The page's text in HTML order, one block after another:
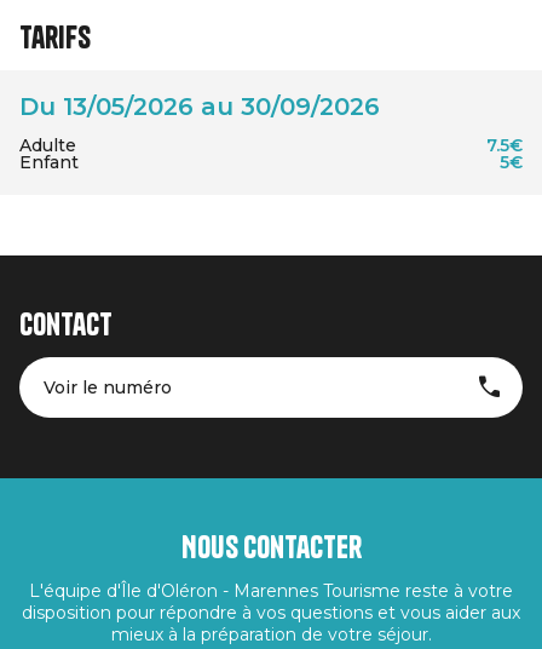
Tarifs
Du 13/05/2026 au 30/09/2026
Adulte 7.5€
Enfant 5€
Contact
Voir le numéro
Nous contacter
L'équipe d'Île d'Oléron - Marennes Tourisme reste à votre
disposition pour répondre à vos questions et vous aider aux
mieux à la préparation de votre séjour.